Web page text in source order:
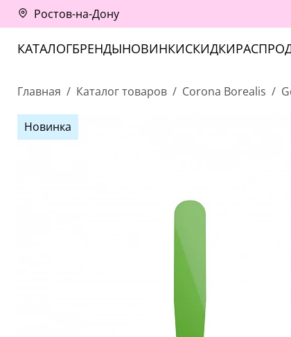
Ростов-на-Дону
КАТАЛОГБРЕНДЫНОВИНКИСКИДКИ
Главная Каталог товаров Corona Borealis
Новинка